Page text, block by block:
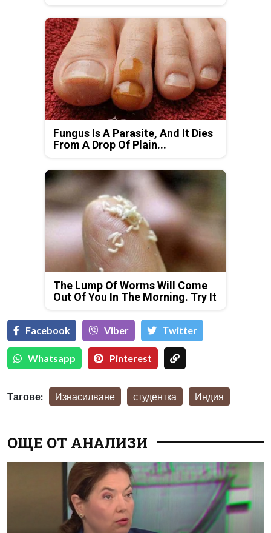
Fungus Is A Parasite, And It Dies
From A Drop Of Plain...
The Lump Of Worms Will Come
Out Of You In The Morning. Try It
Facebook Viber Тwitter
Whatsapp Pinterest
Тагове: Изнасилване студентка Индия
ОЩЕ ОТ АНАЛИЗИ